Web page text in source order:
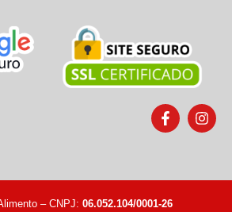
– CNPJ: 06.052.104/0001-26